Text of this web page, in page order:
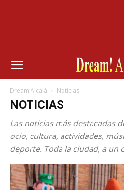
Dream Alcalá Noticias
NOTICIAS
Las noticias más destacadas
ocio, cultura, actividades,
deporte. Toda la ciudad, a un